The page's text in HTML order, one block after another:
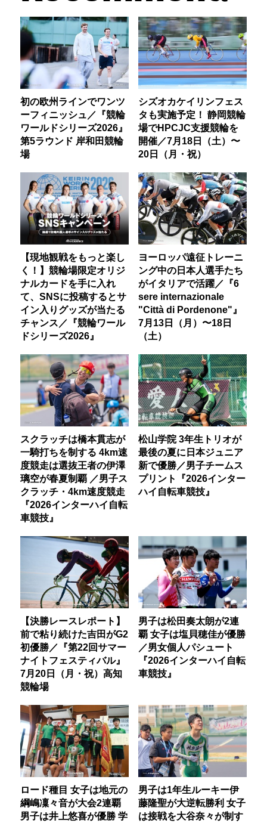
初の欧州ラインでワンツ
ーフィニッシュ／『競輪
ワールドシリーズ2026』
第5ラウンド 岸和田競輪
場
シズオカケイリンフェス
タも実施予定！ 静岡競輪
場でHPCJC支援競輪を
開催／7月18日（土）〜
20日（月・祝）
【現地観戦をもっと楽し
く！】競輪場限定オリジ
ナルカードを手に入れ
て、SNSに投稿するとサ
イン入りグッズが当たる
チャンス／『競輪ワール
ドシリーズ2026』
ヨーロッパ遠征トレーニ
ング中の日本人選手たち
がイタリアで活躍／『6
sere internazionale
"Città di Pordenone"』
7月13日（月）〜18日
（土）
スクラッチは橋本貫志が
一騎打ちを制する 4km速
度競走は選抜王者の伊澤
璃空が春夏制覇 ／男子ス
クラッチ・4km速度競走
『2026インターハイ自転
車競技』
松山学院 3年生トリオが
最後の夏に日本ジュニア
新で優勝／男子チームス
プリント『2026インター
ハイ自転車競技』
【決勝レースレポート】
前で粘り続けた吉田がG2
初優勝／『第22回サマー
ナイトフェスティバル』
7月20日（月・祝）高知
競輪場
男子は松田奏太朗が2連
覇 女子は塩貝穂佳が優勝
／男女個人パシュート
『2026インターハイ自転
車競技』
ロード種目 女子は地元の
綱嶋凜々音が大会2連覇
男子は井上悠喜が優勝 学
男子は1年生ルーキー伊
藤隆聖が大逆転勝利 女子
は接戦を大谷奈々が制す